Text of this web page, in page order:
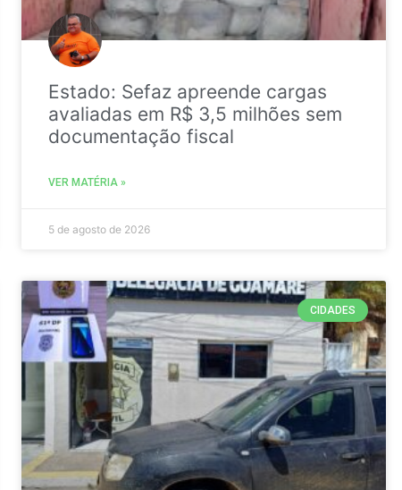
Estado: Sefaz apreende cargas
avaliadas em R$ 3,5 milhões sem
documentação fiscal
VER MATÉRIA »
5 de agosto de 2026
CIDADES